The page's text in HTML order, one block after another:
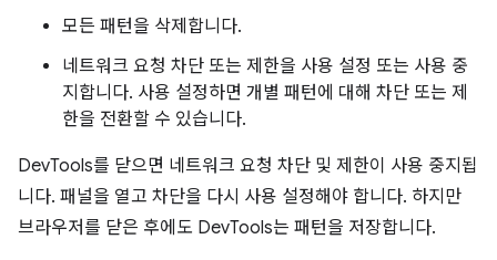
모든 패턴을 삭제합니다.
네트워크 요청 차단 또는 제한을 사용 설정 또는 사용 중
지합니다. 사용 설정하면 개별 패턴에 대해 차단 또는 제
한을 전환할 수 있습니다.
DevTools를 닫으면 네트워크 요청 차단 및 제한이 사용 중지됩
니다. 패널을 열고 차단을 다시 사용 설정해야 합니다. 하지만
브라우저를 닫은 후에도 DevTools는 패턴을 저장합니다.